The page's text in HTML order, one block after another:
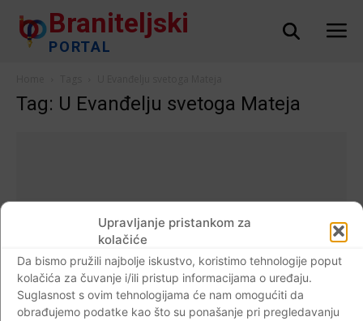
Upravljanje pristankom za
kolačiće
Da bismo pružili najbolje iskustvo, koristimo tehnologije poput
kolačića za čuvanje i/ili pristup informacijama o uređaju.
Suglasnost s ovim tehnologijama će nam omogućiti da
obrađujemo podatke kao što su ponašanje pri pregledavanju
Braniteljski
PORTAL
Tag: U Evanđelju svetoga Mateja